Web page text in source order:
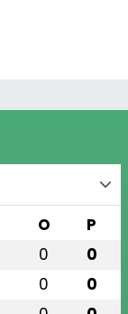
O P
0 0
0 0